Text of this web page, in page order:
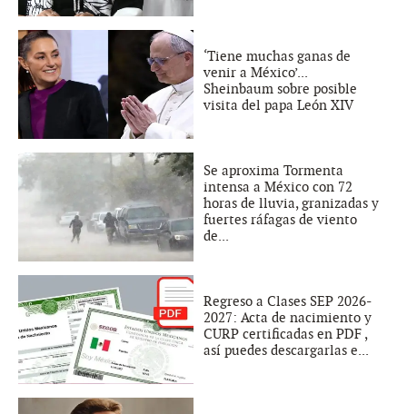
‘Tiene muchas ganas de
venir a México’...
Sheinbaum sobre posible
visita del papa León XIV
Se aproxima Tormenta
intensa a México con 72
horas de lluvia, granizadas y
fuertes ráfagas de viento
de...
Regreso a Clases SEP 2026-
2027: Acta de nacimiento y
CURP certificadas en PDF ,
así puedes descargarlas e...